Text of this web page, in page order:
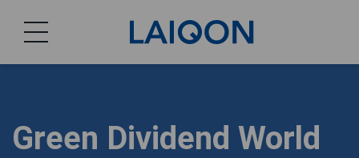
LAIQON
Green Dividend World